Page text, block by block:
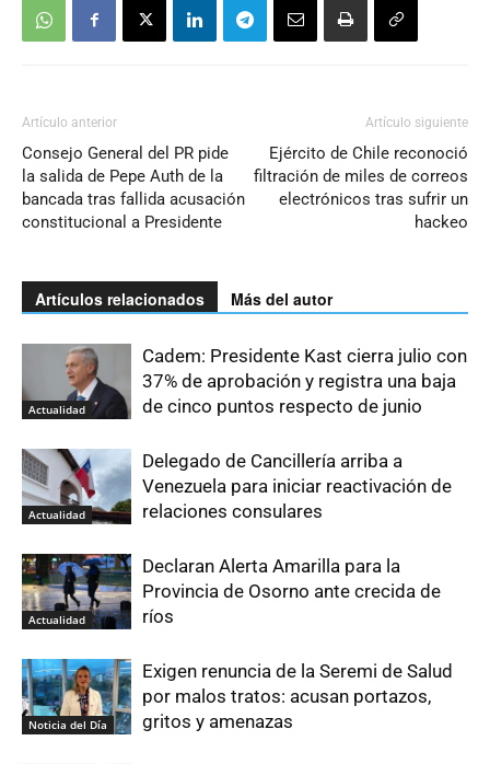
Artículo anterior
Consejo General del PR pide
la salida de Pepe Auth de la
bancada tras fallida acusación
constitucional a Presidente
Artículo siguiente
Ejército de Chile reconoció
filtración de miles de correos
electrónicos tras sufrir un
hackeo
Artículos relacionados Más del autor
Actualidad
Cadem: Presidente Kast cierra julio con
37% de aprobación y registra una baja
de cinco puntos respecto de junio
Actualidad
Delegado de Cancillería arriba a
Venezuela para iniciar reactivación de
relaciones consulares
Actualidad
Declaran Alerta Amarilla para la
Provincia de Osorno ante crecida de
ríos
Noticia del Día
Exigen renuncia de la Seremi de Salud
por malos tratos: acusan portazos,
gritos y amenazas